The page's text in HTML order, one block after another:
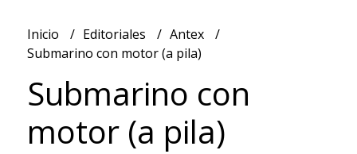
Inicio Editoriales
Antex
Submarino con motor (a pila)
Submarino con
motor (a pila)